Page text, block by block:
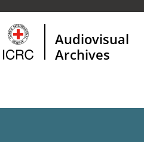
Audiovisual
Archives